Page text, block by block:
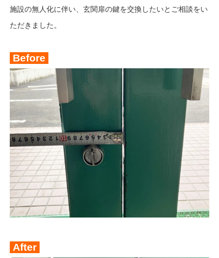
施設の無人化に伴い、玄関扉の鍵を交換したいとご相談をい
ただきました。
Before
After